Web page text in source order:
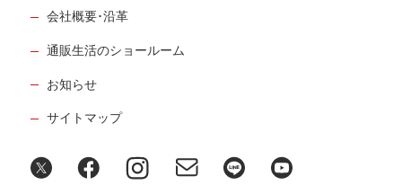
会社概要･沿革
通販生活のショールーム
お知らせ
サイトマップ